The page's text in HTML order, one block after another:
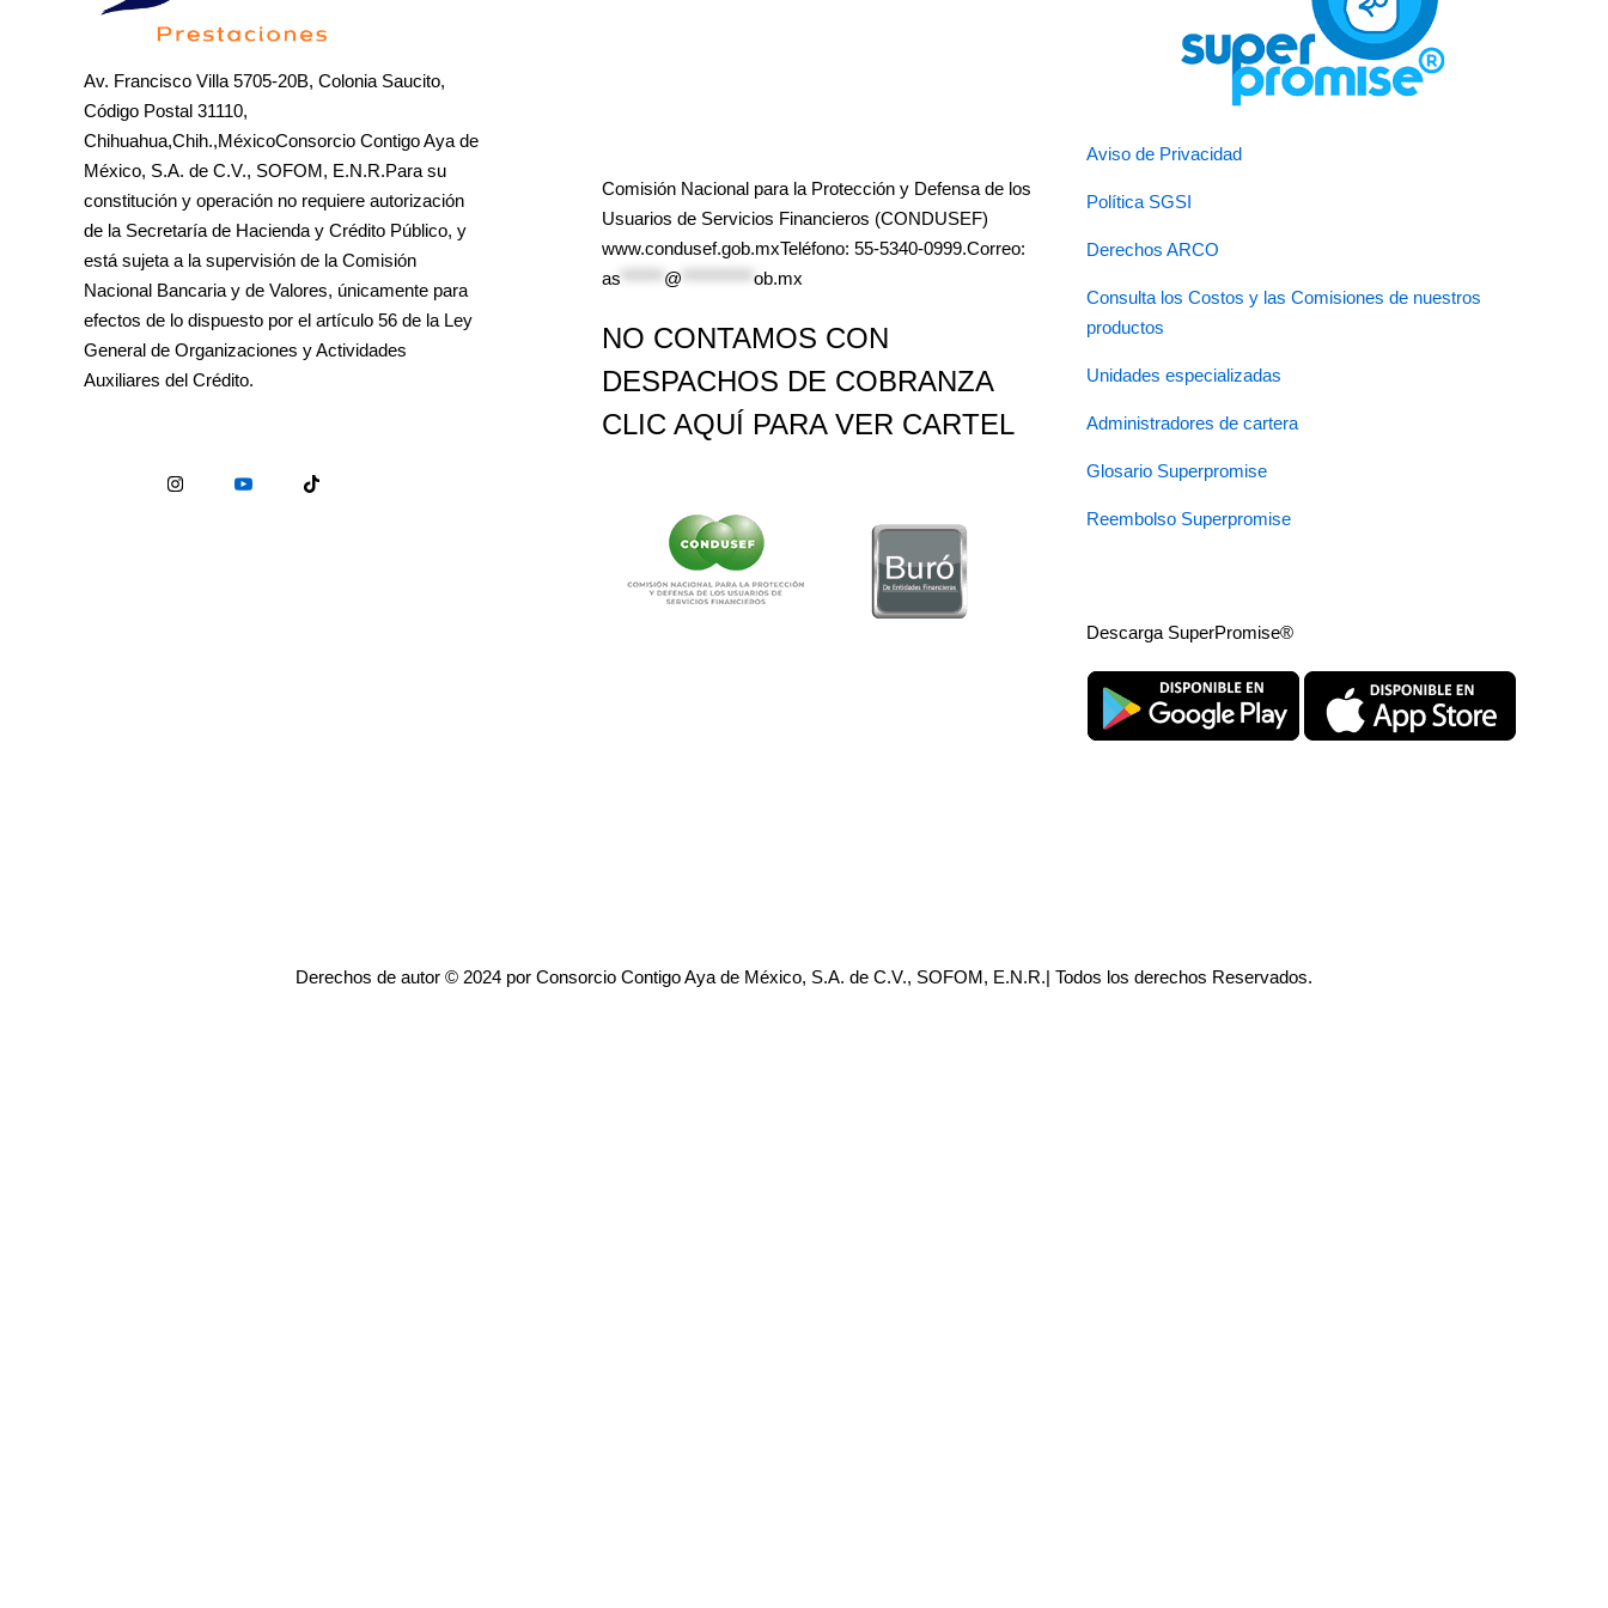
Av. Francisco Villa 5705-20B, Colonia Saucito,
Código Postal 31110,
Chihuahua,Chih.,MéxicoConsorcio Contigo Aya de
México, S.A. de C.V., SOFOM, E.N.R.Para su
constitución y operación no requiere autorización
de la Secretaría de Hacienda y Crédito Público, y
está sujeta a la supervisión de la Comisión
Nacional Bancaria y de Valores, únicamente para
efectos de lo dispuesto por el artículo 56 de la Ley
General de Organizaciones y Actividades
Auxiliares del Crédito.
Comisión Nacional para la Protección y Defensa de los
Usuarios de Servicios Financieros (CONDUSEF)
www.condusef.gob.mxTeléfono: 55-5340-0999.Correo:
as
@ ob.mx
NO CONTAMOS CON
DESPACHOS DE COBRANZA
CLIC AQUÍ PARA VER CARTEL
Aviso de Privacidad
Política SGSI
Derechos ARCO
Consulta los Costos y las Comisiones de nuestros
productos
Unidades especializadas
Administradores de cartera
Glosario Superpromise
Reembolso Superpromise
Descarga SuperPromise®
Derechos de autor © 2024 por Consorcio Contigo Aya de México, S.A. de C.V., SOFOM, E.N.R.| Todos los derechos Reservados.